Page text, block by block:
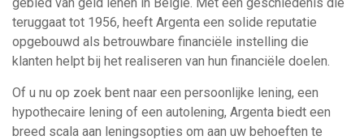
teruggaat tot 1956, heeft Argenta een solide reputatie
opgebouwd als betrouwbare financiële instelling die
klanten helpt bij het realiseren van hun financiële doelen.
Of u nu op zoek bent naar een persoonlijke lening, een
hypothecaire lening of een autolening, Argenta biedt een
breed scala aan leningsopties om aan uw behoeften te